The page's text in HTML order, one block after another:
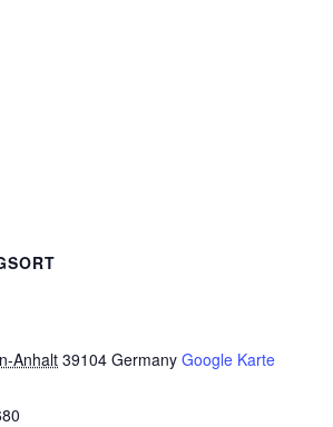
Anhalt 39104 Germany Google Karte